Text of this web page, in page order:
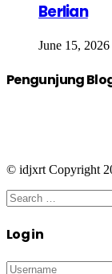
Berlian
June 15, 2026
Pengunjung
© idjxrt Copyright
Facebook
Twitter
WhatsApp
Telegram
Close
Search
for:
Close
Log in